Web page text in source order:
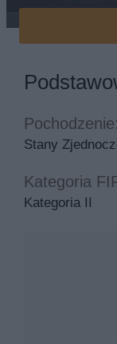
Pochodzenie:
Stany
Kategoria
Kategoria II